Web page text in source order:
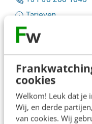
cookies
Welkom! Leuk dat je
Wij, en derde
van cookies. Wij
Tarieven
Meer contactopties
Frankwatching
Adverteren
Contact